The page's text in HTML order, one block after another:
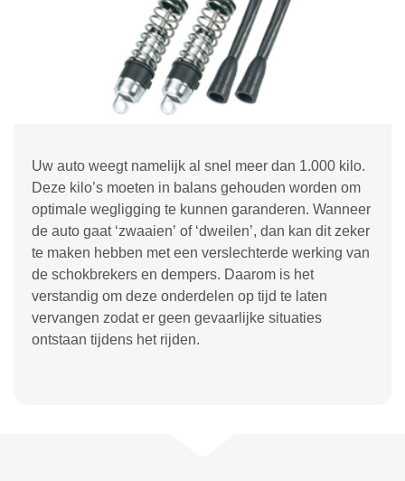
Uw auto weegt namelijk al snel meer dan 1.000 kilo.
Deze kilo’s moeten in balans gehouden worden om
optimale wegligging te kunnen garanderen. Wanneer
de auto gaat ‘zwaaien’ of ‘dweilen’, dan kan dit zeker
te maken hebben met een verslechterde werking van
de schokbrekers en dempers. Daarom is het
verstandig om deze onderdelen op tijd te laten
vervangen zodat er geen gevaarlijke situaties
ontstaan tijdens het rijden.